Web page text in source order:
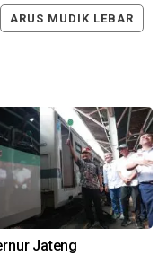
ARUS MUDIK LEBAR
Jateng